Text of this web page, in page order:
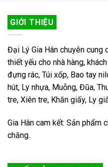
GIỚI THIỆU
Đại Lý Gia Hân chuyên
thiết yếu cho nhà hàng,
đựng rác, Túi xốp, Bao tay
hút, Ly nhựa, Muỗng, Đũa,
tre, Xiên tre, Khăn giấy, Ly
Gia Hân cam kết: Sản phẩm
chăng.